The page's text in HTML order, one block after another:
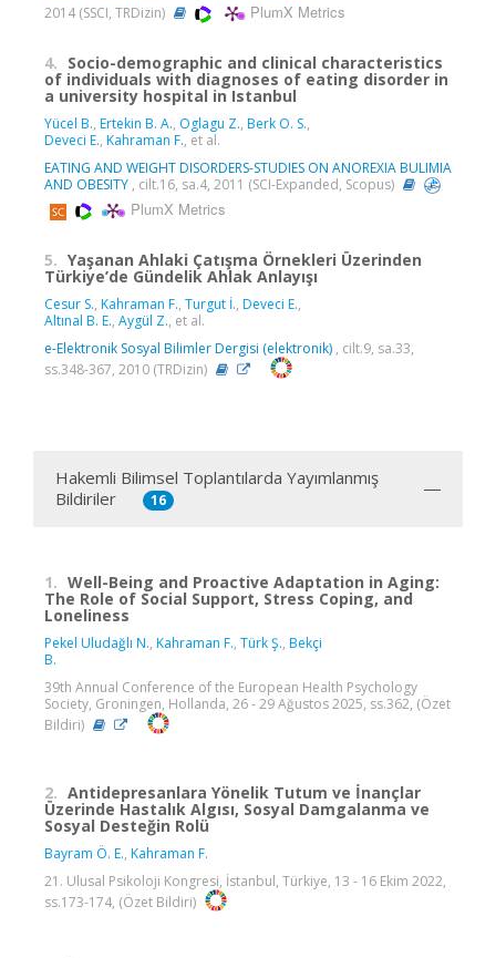
2014 (SSCI, TRDizin)
PlumX Metrics
4. Socio-demographic and clinical characteristics
of individuals with diagnoses of eating disorder in
a university hospital in Istanbul
Yücel B., Ertekin B. A., Oglagu Z., Berk O. S.,
Deveci E., Kahraman F., et al.
EATING AND WEIGHT DISORDERS-STUDIES ON ANOREXIA BULIMIA
AND OBESITY , cilt.16, sa.4, 2011 (SCI-Expanded, Scopus)
PlumX Metrics
5. Yaşanan Ahlaki Çatışma Örnekleri Üzerinden
Türkiye’de Gündelik Ahlak Anlayışı
Cesur S., Kahraman F., Turgut İ., Deveci E.,
Altınal B. E., Aygül Z., et al.
e-Elektronik Sosyal Bilimler Dergisi (elektronik) , cilt.9, sa.33,
ss.348-367, 2010 (TRDizin)
Hakemli Bilimsel Toplantılarda Yayımlanmış
Bildiriler
16
1. Well-Being and Proactive Adaptation in Aging:
The Role of Social Support, Stress Coping, and
Loneliness
Pekel Uludağlı N., Kahraman F., Türk Ş., Bekçi
B.
39th Annual Conference of the European Health Psychology
Society, Groningen, Hollanda, 26 - 29 Ağustos 2025, ss.362, (Özet
Bildiri)
2. Antidepresanlara Yönelik Tutum ve İnançlar
Üzerinde Hastalık Algısı, Sosyal Damgalanma ve
Sosyal Desteğin Rolü
Bayram Ö. E., Kahraman F.
21. Ulusal Psikoloji Kongresi, İstanbul, Türkiye, 13 - 16 Ekim 2022,
ss.173-174, (Özet Bildiri)